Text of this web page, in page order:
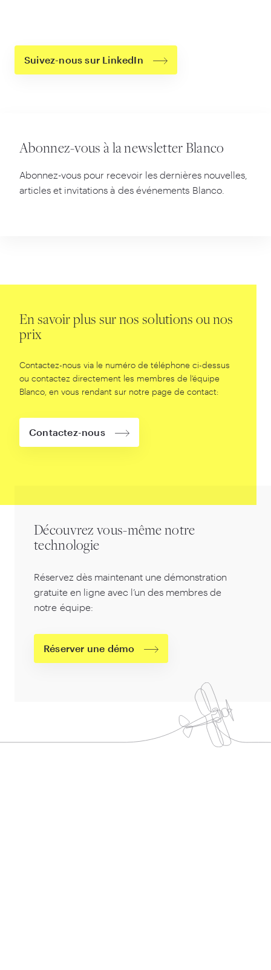
Suivez-nous sur LinkedIn
Abonnez-vous à la newsletter Blanco
Abonnez-vous pour recevoir les dernières nouvelles,
articles et invitations à des événements Blanco.
En savoir plus sur nos solutions ou nos
prix
Contactez-nous via le numéro de téléphone ci-dessus
ou contactez directement les membres de l’équipe
Blanco, en vous rendant sur notre page de contact:
Contactez-nous
Découvrez vous-même notre
technologie
Réservez dès maintenant une démonstration
gratuite en ligne avec l’un des membres de
notre équipe:
Réserver une démo